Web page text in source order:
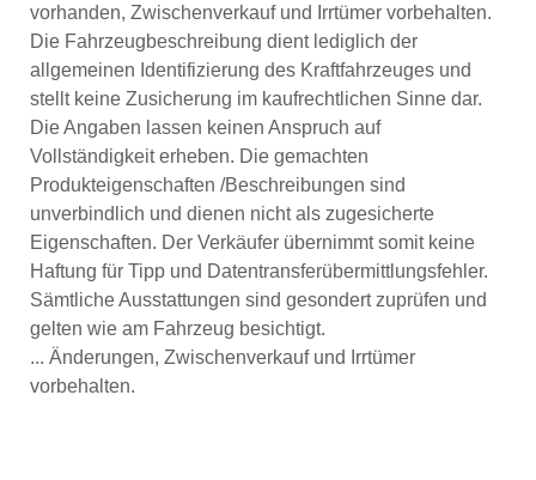
vorhanden, Zwischenverkauf und Irrtümer vorbehalten.
Die Fahrzeugbeschreibung dient lediglich der
allgemeinen Identifizierung des Kraftfahrzeuges und
stellt keine Zusicherung im kaufrechtlichen Sinne dar.
Die Angaben lassen keinen Anspruch auf
Vollständigkeit erheben. Die gemachten
Produkteigenschaften /Beschreibungen sind
unverbindlich und dienen nicht als zugesicherte
Eigenschaften. Der Verkäufer übernimmt somit keine
Haftung für Tipp und Datentransferübermittlungsfehler.
Sämtliche Ausstattungen sind gesondert zuprüfen und
gelten wie am Fahrzeug besichtigt.
... Änderungen, Zwischenverkauf und Irrtümer
vorbehalten.